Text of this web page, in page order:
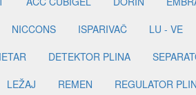
NICCONS ISPARIVAČ LU - VE
DETEKTOR PLINA
LEŽAJ REMEN REGULATOR